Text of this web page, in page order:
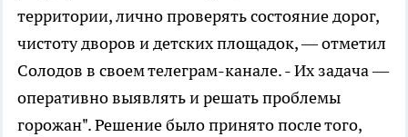
территории, лично проверять состояние дорог,
чистоту дворов и детских площадок, — отметил
Солодов в своем телеграм-канале. - Их задача —
оперативно выявлять и решать проблемы
горожан". Решение было принято после того,